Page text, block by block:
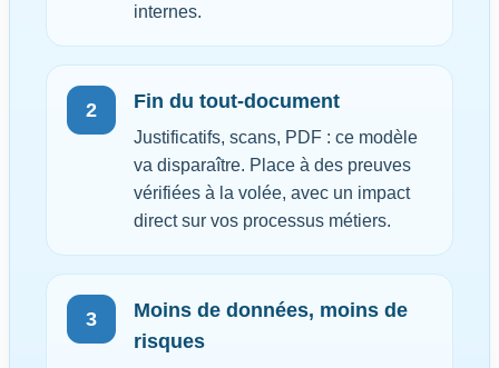
internes.
2 Fin du tout-document
Justificatifs, scans, PDF : ce modèle
va disparaître. Place à des preuves
vérifiées à la volée, avec un impact
direct sur vos processus métiers.
3
Moins de données, moins de
risques